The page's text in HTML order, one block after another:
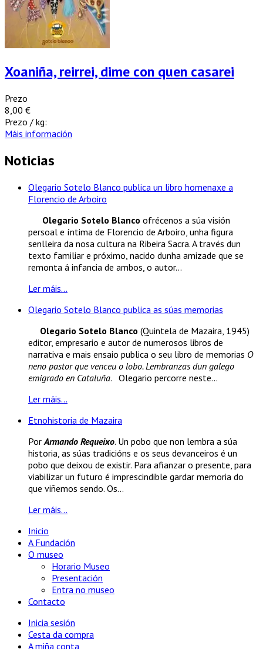
Xoaniña, reirrei, dime con quen casarei
Prezo
8,00 €
Prezo / kg:
Máis información
Noticias
Olegario Sotelo Blanco publica un libro homenaxe a
Florencio de Arboiro
Olegario Sotelo Blanco ofrécenos a súa visión
persoal e íntima de Florencio de Arboiro, unha figura
senlleira da nosa cultura na Ribeira Sacra. A través dun
texto familiar e próximo, nacido dunha amizade que se
remonta á infancia de ambos, o autor...
Ler máis...
Olegario Sotelo Blanco publica as súas memorias
Olegario Sotelo Blanco (Quintela de Mazaira, 1945)
editor, empresario e autor de numerosos libros de
narrativa e mais ensaio publica o seu libro de memorias O
neno pastor que venceu o lobo. Lembranzas dun galego
emigrado en Cataluña. Olegario percorre neste...
Ler máis...
Etnohistoria de Mazaira
Por Armando Requeixo. Un pobo que non lembra a súa
historia, as súas tradicións e os seus devanceiros é un
pobo que deixou de existir. Para afianzar o presente, para
viabilizar un futuro é imprescindible gardar memoria do
que viñemos sendo. Os...
Ler máis...
Inicio
A Fundación
O museo
Horario Museo
Presentación
Entra no museo
Contacto
Inicia sesión
Cesta da compra
A miña conta